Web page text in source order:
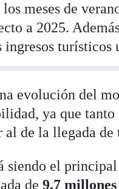
los meses de
a 2025.
turísticos
evolución del
ya que
de la llegada de
siendo el
de 9,7